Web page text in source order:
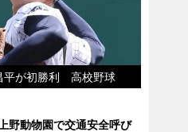
平が初勝利 高校野球
上野動物園で交通安全呼び